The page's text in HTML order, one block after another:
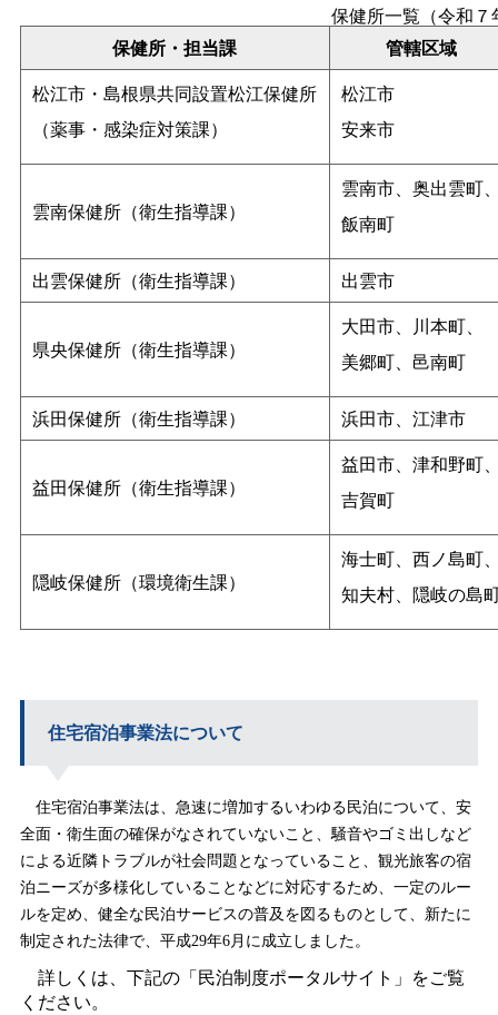
保健所一覧（令和７
保健所・担当課
管轄区域
松江市・島根県共同設置松江保健所
（薬事・感染症対策課）
松江市
安来市
雲南保健所（衛生指導課）
雲南市、奥出雲町
飯南町
出雲保健所（衛生指導課） 出雲市
県央保健所（衛生指導課）
大田市、川本町、
美郷町、邑南町
浜田保健所（衛生指導課） 浜田市、江津市
益田保健所（衛生指導課）
益田市、津和野町
吉賀町
隠岐保健所（環境衛生課）
海士町、西ノ島町
知夫村、隠岐の島
住宅宿泊事業法について
住宅宿泊事業法は、急速に増加するいわゆる民泊について、安
全面・衛生面の確保がなされていないこと、騒音やゴミ出しなど
による近隣トラブルが社会問題となっていること、観光旅客の宿
泊ニーズが多様化していることなどに対応するため、一定のルー
ルを定め、健全な民泊サービスの普及を図るものとして、新たに
制定された法律で、平成29年6月に成立しました。
詳しくは、下記の「民泊制度ポータルサイト」をご覧
ください。